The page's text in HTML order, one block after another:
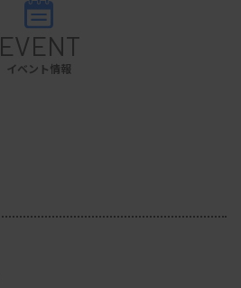
EVENT
イベント情報